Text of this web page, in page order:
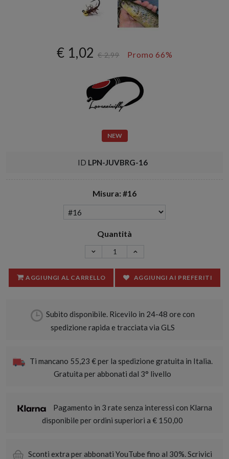
€ 1,02 € 2,99 Promo 66%
NEW
ID LPN-JUVBRG-16
Misura: #16
Quantità
AGGIUNGI AL CARRELLO AGGIUNGI AI PREFERITI
Subito disponibile. Ricevilo in 24-48 ore con
spedizione rapida e tracciata via GLS
Ti mancano 55,23 € per la spedizione gratuita in Italia.
Gratuita per abbonati dal 3° livello
Pagamento in 3 rate senza interessi con Klarna
disponibile per ordini superiori a € 150,00
Sconti extra per abbonati YouTube fino al 30%. Scrivici